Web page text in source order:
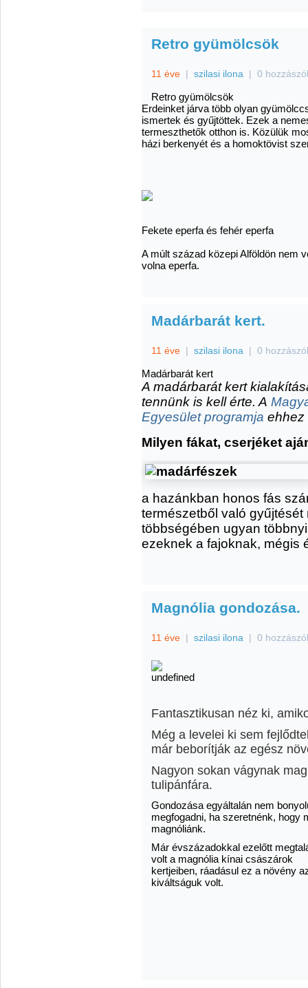
Retro gyümölcsök
11 éve | szilasi ilona | 0
Retro gyümölcsök
Erdeinket járva több olyan
ismertek és gyűjtöttek. Ezek a
termeszthetők otthon is. Közülük
házi berkenyét és a homoktövist
Fekete eperfa és fehér eperfa
A múlt század közepi Alföldön nem
volna eperfa.
Madárbarát kert.
11 éve | szilasi ilona | 0
Madárbarát kert
A madárbarát kert
tennünk is kell érte. A
Egyesület programja ehhez
Milyen fákat, cserjéket
a hazánkban honos fás
természetből való
többségében ugyan
ezeknek a fajoknak, mégis
Magnólia gondozása.
11 éve | szilasi ilona | 0
Fantasztikusan néz ki,
Még a levelei ki sem
már beborítják az egész
Nagyon sokan vágynak
tulipánfára.
Gondozása egyáltalán nem
megfogadni, ha szeretnénk, hogy
magnóliánk.
Már évszázadokkal ezelőtt
volt a magnólia kínai császárok
kertjeiben, ráadásul ez a növény
kiváltságuk volt.